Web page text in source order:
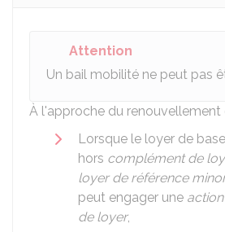
Attention
Un bail mobilité ne peut pas
À l'approche du renouvellement
Lorsque le loyer de
hors complément de
loyer de référence
peut engager une
de loyer,